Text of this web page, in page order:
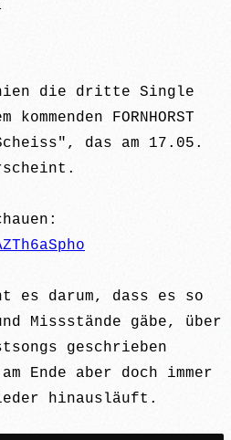
die dritte Single
FORNHORST
das am 17.05.
es darum, dass es so
Missstände gäbe, über
geschrieben
Ende aber doch immer
hinausläuft.